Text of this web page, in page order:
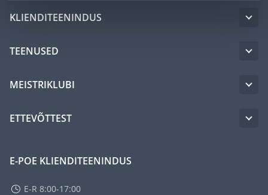
KLIENDITEENINDUS
TEENUSED
MEISTRIKLUBI
ETTEVÕTTEST
E-POE KLIENDITEENINDUS
E-R 8:00-17:00